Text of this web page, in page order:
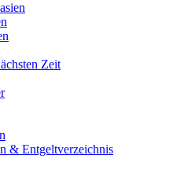
Zeit
& Entgeltverzeichnis